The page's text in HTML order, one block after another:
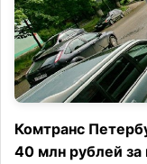
Комтранс
40 млн рублей за